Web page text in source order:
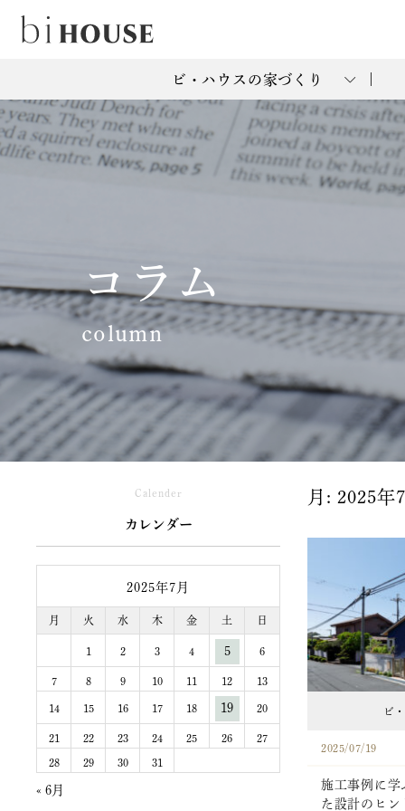
ビ・ハウスの家づくり
コラム
column
月: 2025年
ビ
2025/07/19
施工事例に学
た設計のヒン
Calender
カレンダー
2025年7月
月 火 水 木 金 土 日
1 2 3 4 5 6
7 8 9 10 11 12 13
14 15 16 17 18 19 20
21 22 23 24 25 26 27
28 29 30 31
« 6月